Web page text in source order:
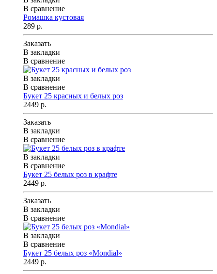
В сравнение
Ромашка кустовая
289 р.
Заказать
В закладки
В сравнение
В закладки
В сравнение
Букет 25 красных и белых роз
2449 р.
Заказать
В закладки
В сравнение
В закладки
В сравнение
Букет 25 белых роз в крафте
2449 р.
Заказать
В закладки
В сравнение
В закладки
В сравнение
Букет 25 белых роз «Mondial»
2449 р.